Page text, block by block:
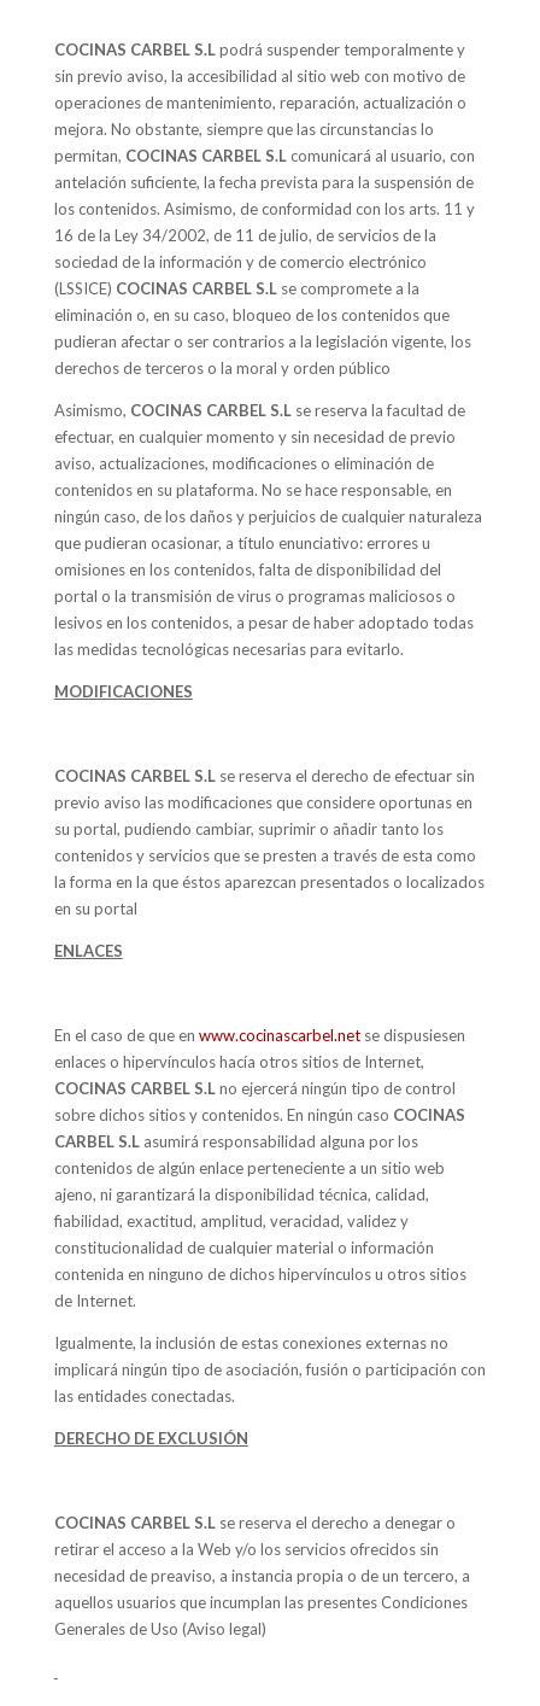
COCINAS CARBEL S.Lpodrá suspender temporalmente y
sin previo aviso, la accesibilidad al sitio web con motivo de
operaciones de mantenimiento, reparación, actualización o
mejora. No obstante, siempre que las circunstancias lo
permitan, COCINAS CARBEL S.Lcomunicará al usuario, con
antelación suficiente, la fecha prevista para la suspensión de
los contenidos. Asimismo, de conformidad con los arts. 11 y
16 de la Ley 34/2002, de 11 de julio, de servicios de la
sociedad de la información y de comercio electrónico
(LSSICE) COCINAS CARBEL S.L se compromete a la
eliminación o, en su caso, bloqueo de los contenidos que
pudieran afectar o ser contrarios a la legislación vigente, los
derechos de terceros o la moral y orden público
Asimismo, COCINAS CARBEL S.L se reserva la facultad de
efectuar, en cualquier momento y sin necesidad de previo
aviso, actualizaciones, modificaciones o eliminación de
contenidos en su plataforma. No se hace responsable, en
ningún caso, de los daños y perjuicios de cualquier naturaleza
que pudieran ocasionar, a título enunciativo: errores u
omisiones en los contenidos, falta de disponibilidad del
portal o la transmisión de virus o programas maliciosos o
lesivos en los contenidos, a pesar de haber adoptado todas
las medidas tecnológicas necesarias para evitarlo.
MODIFICACIONES
COCINAS CARBEL S.L se reserva el derecho de efectuar sin
previo aviso las modificaciones que considere oportunas en
su portal, pudiendo cambiar, suprimir o añadir tanto los
contenidos y servicios que se presten a través de esta como
la forma en la que éstos aparezcan presentados o localizados
en su portal
ENLACES
En el caso de que en www.cocinascarbel.netse dispusiesen
enlaces o hipervínculos hacía otros sitios de Internet,
COCINAS CARBEL S.Lno ejercerá ningún tipo de control
sobre dichos sitios y contenidos. En ningún caso COCINAS
CARBEL S.L asumirá responsabilidad alguna por los
contenidos de algún enlace perteneciente a un sitio web
ajeno, ni garantizará la disponibilidad técnica, calidad,
fiabilidad, exactitud, amplitud, veracidad, validez y
constitucionalidad de cualquier material o información
contenida en ninguno de dichos hipervínculos u otros sitios
de Internet.
Igualmente, la inclusión de estas conexiones externas no
implicará ningún tipo de asociación, fusión o participación con
las entidades conectadas.
DERECHO DE EXCLUSIÓN
COCINAS CARBEL S.L se reserva el derecho a denegar o
retirar el acceso a la Web y/o los servicios ofrecidos sin
necesidad de preaviso, a instancia propia o de un tercero, a
aquellos usuarios que incumplan las presentes Condiciones
Generales de Uso (Aviso legal)